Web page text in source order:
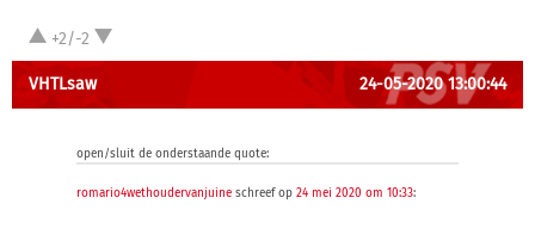
+2/-2
VHTLsaw 24-05-2020 13:00:44
open/sluit de onderstaande quote:
romario4wethoudervanjuine schreef op 24 mei 2020 om 10:33: